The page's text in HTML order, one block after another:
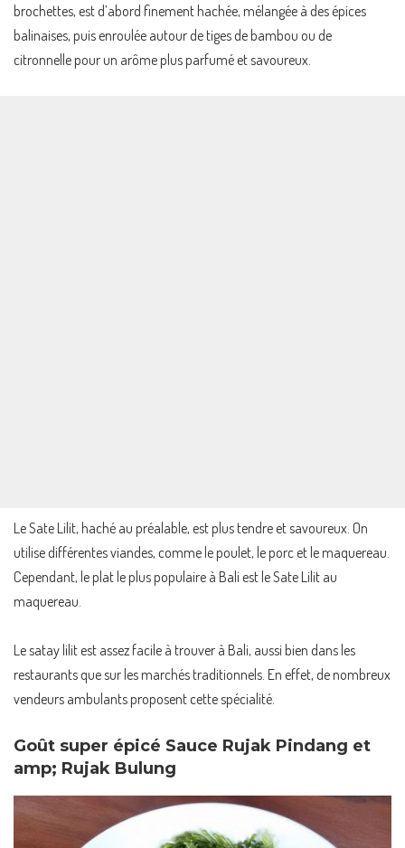
brochettes, est d’abord finement hachée, mélangée à des épices
balinaises, puis enroulée autour de tiges de bambou ou de
citronnelle pour un arôme plus parfumé et savoureux.
Le Sate Lilit, haché au préalable, est plus tendre et savoureux. On
utilise différentes viandes, comme le poulet, le porc et le maquereau.
Cependant, le plat le plus populaire à Bali est le Sate Lilit au
maquereau.
Le satay lilit est assez facile à trouver à Bali, aussi bien dans les
restaurants que sur les marchés traditionnels. En effet, de nombreux
vendeurs ambulants proposent cette spécialité.
Goût super épicé Sauce Rujak Pindang et
amp; Rujak Bulung